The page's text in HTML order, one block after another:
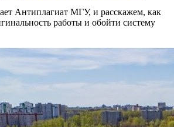
Антиплагиат МГУ, и расскажем, как
работы и обойти систему